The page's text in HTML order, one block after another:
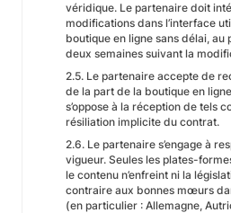
véridique. Le partenaire doit
modifications dans l’interface
boutique en ligne sans délai, au
deux semaines suivant la
2.5. Le partenaire accepte de
de la part de la boutique en
s’oppose à la réception de tels
résiliation implicite du contrat.
2.6. Le partenaire s’engage à
vigueur. Seules les plates-
le contenu n’enfreint ni la
contraire aux bonnes mœurs
(en particulier : Allemagne,